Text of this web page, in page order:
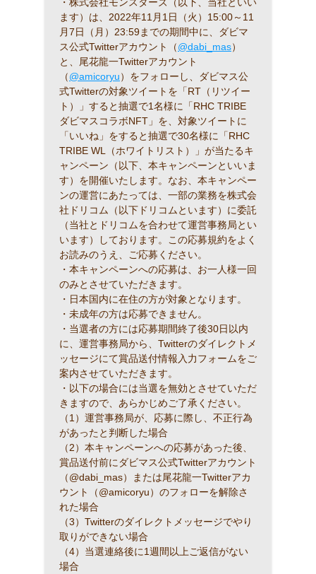
ます）は、2022年11月1日（火）15:00～11
月7日（月）23:59までの期間中に、ダビマ
ス公式Twitterアカウント（@dabi_mas）
と、尾花龍一Twitterアカウント
（@amicoryu）をフォローし、ダビマス公
式Twitterの対象ツイートを「RT（リツイー
ト）」すると抽選で1名様に「RHC TRIBE
ダビマスコラボNFT」を、対象ツイートに
「いいね」をすると抽選で30名様に「RHC
TRIBE WL（ホワイトリスト）」が当たるキ
ャンペーン（以下、本キャンペーンといいま
す）を開催いたします。なお、本キャンペー
ンの運営にあたっては、一部の業務を株式会
社ドリコム（以下ドリコムといます）に委託
（当社とドリコムを合わせて運営事務局とい
います）しております。この応募規約をよく
お読みのうえ、ご応募ください。
・本キャンペーンへの応募は、お一人様一回
のみとさせていただきます。
・日本国内に在住の方が対象となります。
・未成年の方は応募できません。
・当選者の方には応募期間終了後30日以内
に、運営事務局から、Twitterのダイレクトメ
ッセージにて賞品送付情報入力フォームをご
案内させていただきます。
・以下の場合には当選を無効とさせていただ
きますので、あらかじめご了承ください。
（1）運営事務局が、応募に際し、不正行為
があったと判断した場合
（2）本キャンペーンへの応募があった後、
賞品送付前にダビマス公式Twitterアカウント
（@dabi_mas）または尾花龍一Twitterアカ
ウント（@amicoryu）のフォローを解除さ
れた場合
（3）Twitterのダイレクトメッセージでやり
取りができない場合
（4）当選連絡後に1週間以上ご返信がない
場合